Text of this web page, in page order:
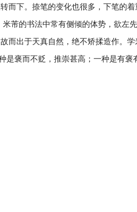
而下。捺笔的变化也很多，下笔的
芾的书法中常有侧倾的体势，欲左
而出于天真自然，绝不矫揉造作。
是褒而不贬，推崇甚高；一种是有